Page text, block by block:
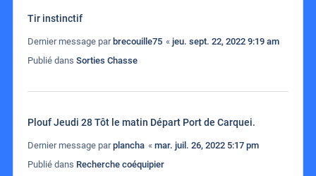
Tir instinctif
Dernier message par brecouille75 « jeu. sept. 22, 2022 9:19 am
Publié dans Sorties Chasse
Plouf Jeudi 28 Tôt le matin Départ Port de Carquei.
Dernier message parplancha « mar. juil. 26, 2022 5:17 pm
Publié dans Recherche coéquipier